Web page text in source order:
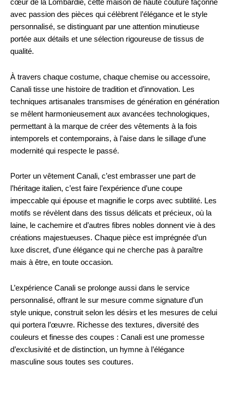
cœur de la Lombardie, cette maison de haute couture façonne
avec passion des pièces qui célèbrent l’élégance et le style
personnalisé, se distinguant par une attention minutieuse
portée aux détails et une sélection rigoureuse de tissus de
qualité.
À travers chaque costume, chaque chemise ou accessoire,
Canali tisse une histoire de tradition et d’innovation. Les
techniques artisanales transmises de génération en génération
se mêlent harmonieusement aux avancées technologiques,
permettant à la marque de créer des vêtements à la fois
intemporels et contemporains, à l’aise dans le sillage d’une
modernité qui respecte le passé.
Porter un vêtement Canali, c’est embrasser une part de
l’héritage italien, c’est faire l’expérience d’une coupe
impeccable qui épouse et magnifie le corps avec subtilité. Les
motifs se révèlent dans des tissus délicats et précieux, où la
laine, le cachemire et d’autres fibres nobles donnent vie à des
créations majestueuses. Chaque pièce est imprégnée d’un
luxe discret, d’une élégance qui ne cherche pas à paraître
mais à être, en toute occasion.
L’expérience Canali se prolonge aussi dans le service
personnalisé, offrant le sur mesure comme signature d’un
style unique, construit selon les désirs et les mesures de celui
qui portera l’œuvre. Richesse des textures, diversité des
couleurs et finesse des coupes : Canali est une promesse
d’exclusivité et de distinction, un hymne à l’élégance
masculine sous toutes ses coutures.